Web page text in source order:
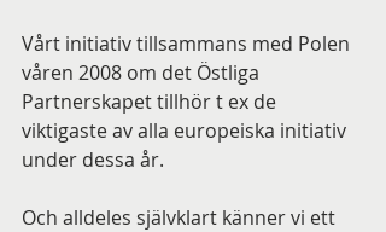
Vårt initiativ tillsammans med Polen
våren 2008 om det Östliga
Partnerskapet tillhör t ex de
viktigaste av alla europeiska initiativ
under dessa år.
Och alldeles självklart känner vi ett